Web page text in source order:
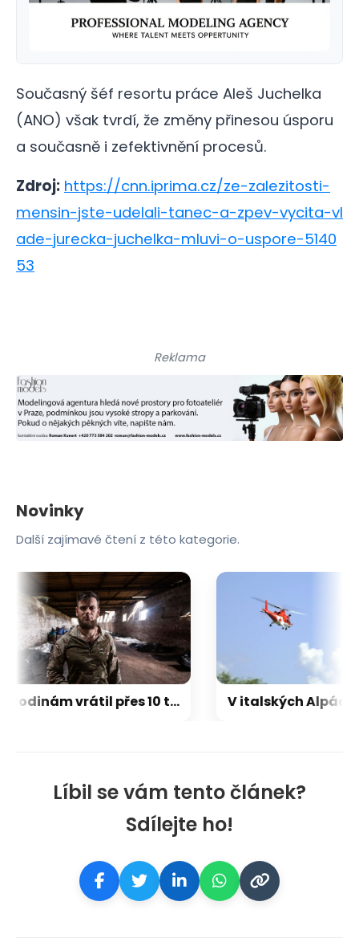
Současný šéf resortu práce Aleš Juchelka
(ANO) však tvrdí, že změny přinesou úsporu
a současně i zefektivnění procesů.
Zdroj: https://cnn.iprima.cz/ze-zalezitosti-
mensin-jste-udelali-tanec-a-zpev-vycita-vl
ade-jurecka-juchelka-mluvi-o-uspore-5140
53
Líbil se vám tento článek?
Sdílejte ho!
Reklama
Novinky
Další zajímavé čtení z této kategorie.
Rodinám vrátil přes 10 tisíc těl, Ukrajinců i Rusů. „Sběratel kostí“ sám padl v bojích